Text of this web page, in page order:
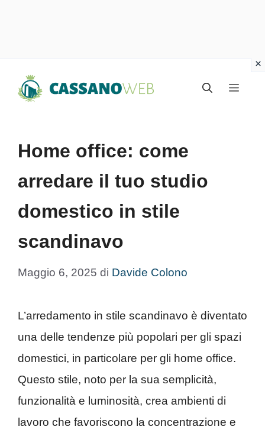
Menu
Home office: come
arredare il tuo studio
domestico in stile
scandinavo
Maggio 6, 2025 di Davide Colono
L’arredamento in stile scandinavo è diventato
una delle tendenze più popolari per gli spazi
domestici, in particolare per gli home office.
Questo stile, noto per la sua semplicità,
funzionalità e luminosità, crea ambienti di
lavoro che favoriscono la concentrazione e